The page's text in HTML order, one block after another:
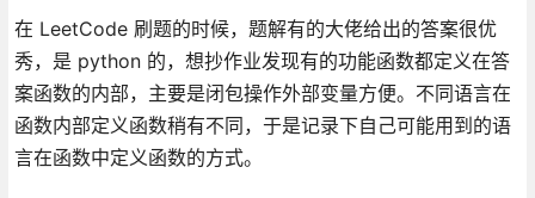
在 LeetCode 刷题的时候，题解有的大佬给出的答案很优
秀，是 python 的，想抄作业发现有的功能函数都定义在答
案函数的内部，主要是闭包操作外部变量方便。不同语言在
函数内部定义函数稍有不同，于是记录下自己可能用到的语
言在函数中定义函数的方式。